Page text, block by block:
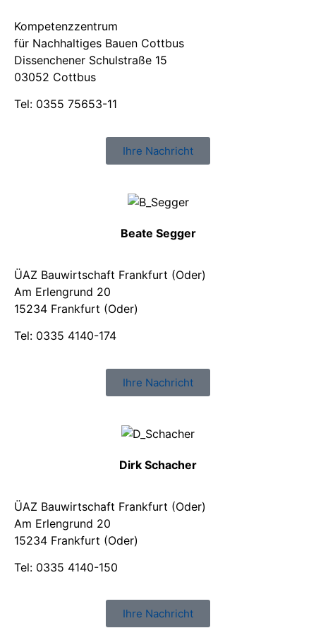
Kompetenzzentrum
für Nachhaltiges Bauen Cottbus
Dissenchener Schulstraße 15
03052 Cottbus
Tel: 0355 75653-11
Ihre Nachricht
Beate Segger
ÜAZ Bauwirtschaft Frankfurt (Oder)
Am Erlengrund 20
15234 Frankfurt (Oder)
Tel: 0335 4140-174
Ihre Nachricht
Dirk Schacher
ÜAZ Bauwirtschaft Frankfurt (Oder)
Am Erlengrund 20
15234 Frankfurt (Oder)
Tel: 0335 4140-150
Ihre Nachricht